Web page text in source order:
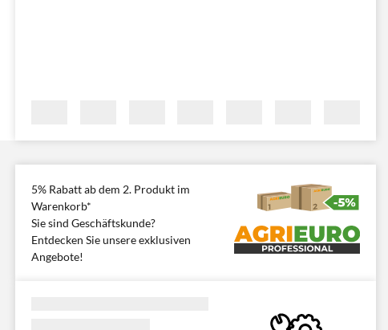
5% Rabatt ab dem 2. Produkt im
Warenkorb*
Sie sind Geschäftskunde?
Entdecken Sie unsere exklusiven
Angebote!